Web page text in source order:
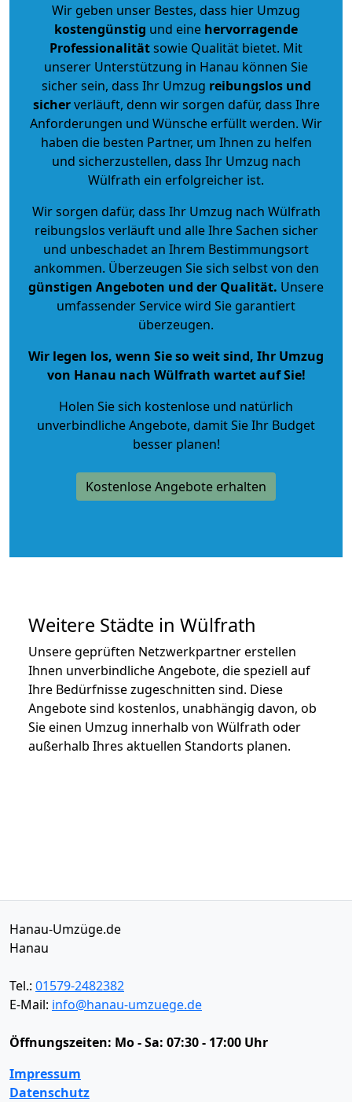
Wir geben unser Bestes, dass hier Umzug
kostengünstig und eine hervorragende
Professionalitätsowie Qualität bietet. Mit
unserer Unterstützung in Hanau können Sie
sicher sein, dass Ihr Umzug reibungslos und
sicherverläuft, denn wir sorgen dafür, dass Ihre
Anforderungen und Wünsche erfüllt werden. Wir
haben die besten Partner, um Ihnen zu helfen
und sicherzustellen, dass Ihr Umzug nach
Wülfrath ein erfolgreicher ist.
Wir sorgen dafür, dass Ihr Umzug nach Wülfrath
reibungslos verläuft und alle Ihre Sachen sicher
und unbeschadet an Ihrem Bestimmungsort
ankommen. Überzeugen Sie sich selbst von den
günstigen Angeboten und der Qualität. Unsere
umfassender Service wird Sie garantiert
überzeugen.
Wir legen los, wenn Sie so weit sind, Ihr Umzug
von Hanau nach Wülfrath wartet auf Sie!
Holen Sie sich kostenlose und natürlich
unverbindliche Angebote, damit Sie Ihr Budget
besser planen!
Kostenlose Angebote erhalten
Weitere Städte in Wülfrath
Unsere geprüften Netzwerkpartner erstellen
Ihnen unverbindliche Angebote, die speziell auf
Ihre Bedürfnisse zugeschnitten sind. Diese
Angebote sind kostenlos, unabhängig davon, ob
Sie einen Umzug innerhalb von Wülfrath oder
außerhalb Ihres aktuellen Standorts planen.
Hanau-Umzüge.de
Hanau
Tel.: 01579-2482382
E-Mail: info@hanau-umzuege.de
Öffnungszeiten: Mo - Sa: 07:30 - 17:00 Uhr
Impressum
Datenschutz